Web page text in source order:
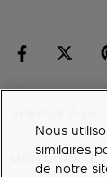
MON COMPTE
Nous
similaires
de notre